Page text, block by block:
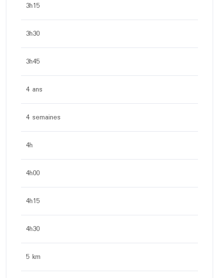
3h15
3h30
3h45
4 ans
4 semaines
4h
4h00
4h15
4h30
5 km